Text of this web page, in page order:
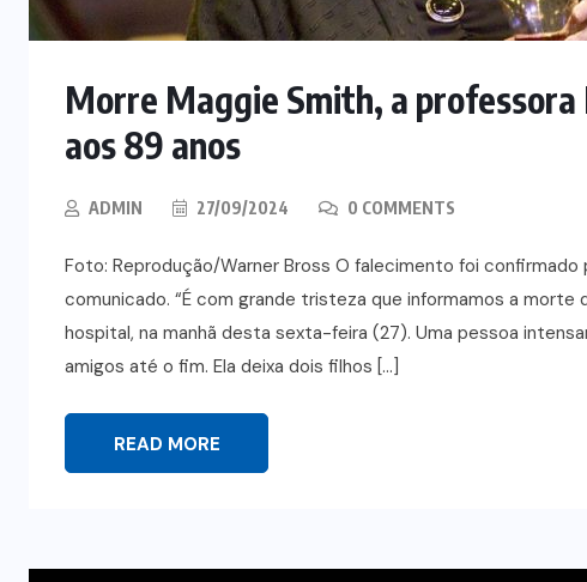
Morre Maggie Smith, a
aos 89 anos
ADMIN 27/09/2024 0 COMMENTS
Foto: Reprodução/Warner Bross O falecimento foi confirmado
comunicado. “É com grande tristeza que informamos a morte
hospital, na manhã desta sexta-feira (27). Uma pessoa
amigos até o fim. Ela deixa dois filhos […]
READ MORE